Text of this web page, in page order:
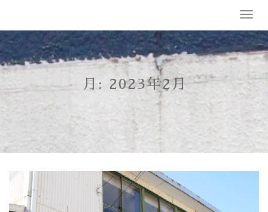
content
T
g
g
e
n
v
i
g
a
i
月: 2023年2月